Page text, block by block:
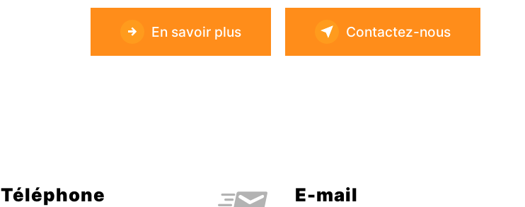
En savoir plus Contactez-nous
Téléphone E-mail